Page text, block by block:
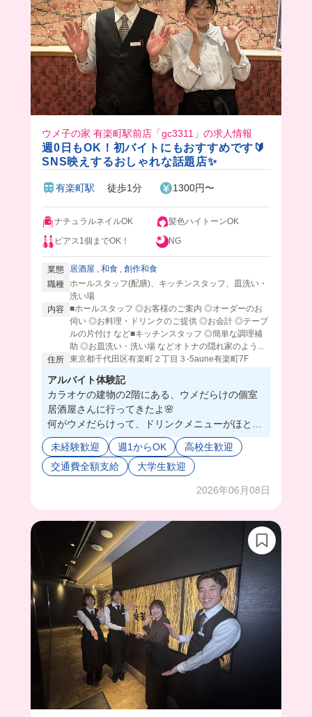
ウメ子の家 有楽町駅前店「gc3311」の求人情報
週0日もOK！初バイトにもおすすめです🔰
SNS映えするおしゃれな話題店✨
有楽町駅 徒歩1分 1300円〜
ナチュラルネイルOK
髪色ハイトーンOK
ピアス1個までOK！
NG
業態 居酒屋 , 和食 , 創作和食
職種 ホールスタッフ(配膳)、キッチンスタッフ、皿洗い・
洗い場
内容 ■ホールスタッフ ◎お客様のご案内 ◎オーダーのお
伺い ◎お料理・ドリンクのご提供 ◎お会計 ◎テーブ
ルの片付け など■キッチンスタッフ ◎簡単な調理補
助 ◎お皿洗い・洗い場 などオトナの隠れ家のよう...
住所 東京都千代田区有楽町２丁目３-5aune有楽町7F
アルバイト体験記
カラオケの建物の2階にある、ウメだらけの個室
居酒屋さんに行ってきたよ🌸
何がウメだらけって、ドリンクメニューがほとん
どウメなの👀‼️
こんなにウメドリンクあるのってくらい😳💓
ウメ好きな私からしたらお客さんで通いたいレベ
全部個室だからオーダータッチパネルだし、効率
まかないは日替わりでジャンル問わず出てくるん
だけど、今回はチキンタルタルだったよ🍗
ボリューミーですぐお腹いっぱいになったし、美
味すぎて幸せだった🥰
下にあるカラオケで社割使えるから、毎回行きた
い衝動に駆られそう🎤🎶
未経験歓迎 週1からOK
高校生歓迎
交通費全額支給
大学生歓迎
2026年06月08日